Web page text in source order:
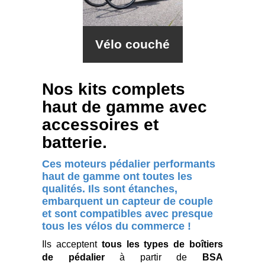
Vélo couché
Nos kits complets
haut de gamme avec
accessoires et
batterie.
Ces moteurs pédalier performants
haut de gamme ont toutes les
qualités. Ils sont étanches,
embarquent un capteur de couple
et sont compatibles avec presque
tous les vélos du commerce !
Ils acceptent tous les types de boîtiers
de pédalierà partir de
BSA